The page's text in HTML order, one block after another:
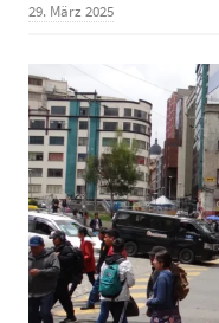
29. März 2025